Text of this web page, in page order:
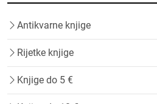
Antikvarne knjige
Rijetke knjige
Knjige do 5 €